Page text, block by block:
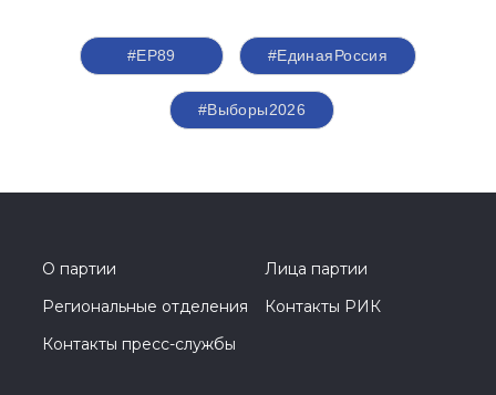
#ЕР89 #ЕдинаяРоссия
#Выборы2026
О партии
Лица партии
Региональные отделения
Контакты РИК
Контакты пресс-службы